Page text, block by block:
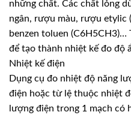
những chất. Các chất lỏng
ngân, rượu màu, rượu etylic
benzen toluen (C6H5CH3)…
để tạo thành nhiệt kế đo độ
Nhiệt kế điện
Dụng cụ đo nhiệt độ năng
điện hoặc từ lệ thuộc nhiệt
lượng điện trong 1 mạch có